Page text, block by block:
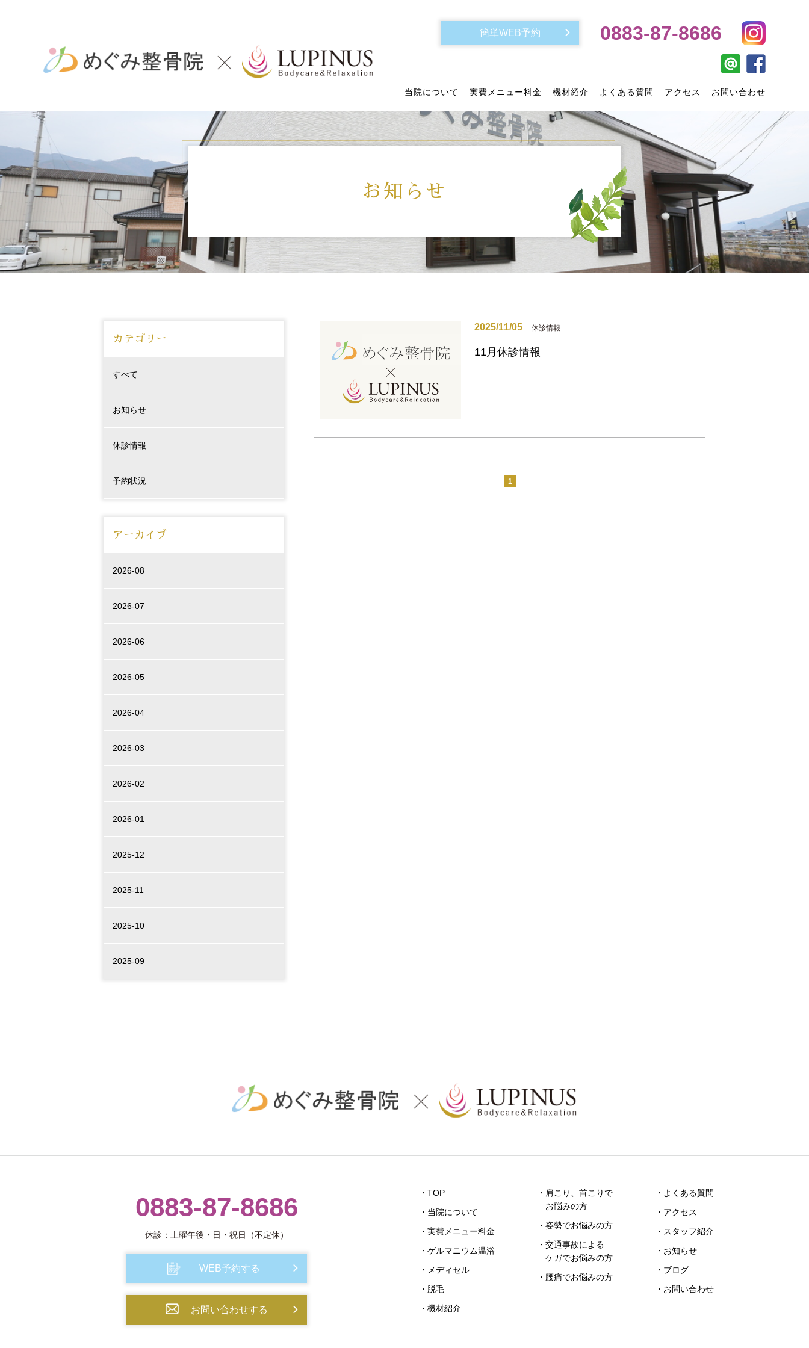
簡単WEB予約 0883-87-8686
当院について 実費メニュー料金 機材紹介 よくある質問 アクセス お問い合わせ
お知らせ
2025/11/05 休診情報
11月休診情報
1
カテゴリー
すべて
お知らせ
休診情報
予約状況
アーカイブ
2026-08
2026-07
2026-06
2026-05
2026-04
2026-03
2026-02
2026-01
2025-12
2025-11
2025-10
2025-09
0883-87-8686
休診：土曜午後・日・祝日（不定休）
WEB予約する
お問い合わせする
・TOP
・当院について
・実費メニュー料金
・ゲルマニウム温浴
・メディセル
・脱毛
・機材紹介
・肩こり、首こりで
お悩みの方
・姿勢でお悩みの方
・交通事故による
ケガでお悩みの方
・腰痛でお悩みの方
・よくある質問
・アクセス
・スタッフ紹介
・お知らせ
・ブログ
・お問い合わせ